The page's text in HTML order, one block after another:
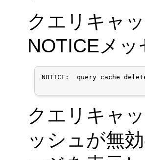
クエリキャ
NOTICEメ
NOTICE:  query cache
クエリキャ
ッシュが無